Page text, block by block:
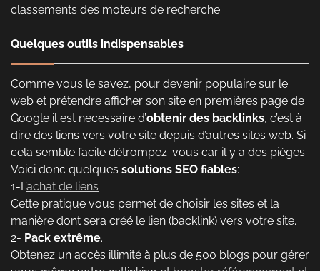
classements des moteurs de recherche.
Quelques outils indispensables
Comme vous le savez, pour devenir populaire sur le
web et prétendre afficher son site en premières page de
Google il est necessaire d’obtenir des backlinks, c’est à
dire des liens vers votre site depuis d’autres sites web. Si
cela semble facile détrompez-vous car il y a des pièges.
Voici donc quelques solutions SEO fiables:
1-L’achat de liens
Cette pratique vous permet de choisir les sites et la
manière dont sera créé le lien (backlink) vers votre site.
2- Pack extrême.
Obtenez un accès illimité à plus de 500 blogs pour gérer